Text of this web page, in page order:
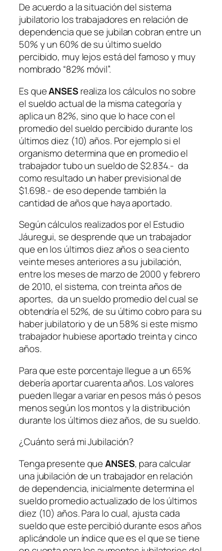
De acuerdo a la situación del sistema
jubilatorio los trabajadores en relación de
dependencia que se jubilan cobran entre un
50% y un 60% de su último sueldo
percibido, muy lejos está del famoso y muy
nombrado “82% móvil”.
Es queANSESrealiza los cálculos no sobre
el sueldo actual de la misma categoría y
aplica un 82%, sino que lo hace con el
promedio del sueldo percibido durante los
últimos diez (10) años. Por ejemplo si el
organismo determina que en promedio el
trabajador tubo un sueldo de $2.834.- da
como resultado un haber previsional de
$1.698.- de eso depende también la
cantidad de años que haya aportado.
Según cálculos realizados por el Estudio
Jáuregui, se desprende que un trabajador
que en los últimos diez años o sea ciento
veinte meses anteriores a su jubilación,
entre los meses de marzo de 2000 y febrero
de 2010, el sistema, con treinta años de
aportes, da un sueldo promedio del cual se
obtendría el 52%, de su último cobro para su
haber jubilatorio y de un 58% si este mismo
trabajador hubiese aportado treinta y cinco
años.
Para que este porcentaje llegue a un 65%
debería aportar cuarenta años. Los valores
pueden llegar a variar en pesos más ó pesos
menos según los montos y la distribución
durante los últimos diez años, de su sueldo.
¿Cuánto será mi Jubilación?
Tenga presente queANSES, para calcular
una jubilación de un trabajador en relación
de dependencia, inicialmente determina el
sueldo promedio actualizado de los últimos
diez (10) años. Para lo cual, ajusta cada
sueldo que este percibió durante esos años
aplicándole un índice que es el que se tiene